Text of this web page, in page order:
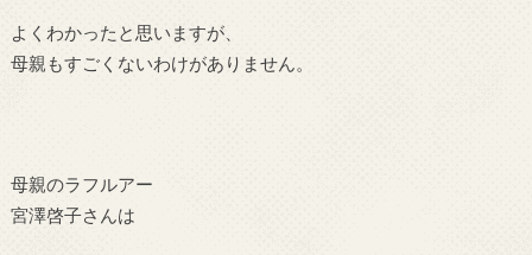
よくわかったと思いますが、
母親もすごくないわけがありません。
母親のラフルアー
宮澤啓子さんは